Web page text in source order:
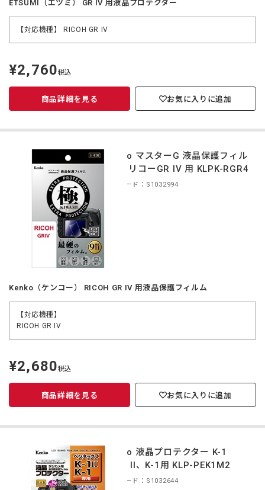
ETSUMI（エツミ） GR IV 用液晶プロテクター
【対応機種】 RICOH GR IV
定
価
¥2,760税込
商品詳細を見る お気に入りに追加
Kenko マスターG 液晶保護フィル
ム 極 リコーGR IV 用 KLPK-RGR4
商品コード：S1032994
Kenko（ケンコー） RICOH GR IV 用液晶保護フィルム
【対応機種】
RICOH GR IV
定
価
¥2,680税込
商品詳細を見る お気に入りに追加
Kenko 液晶プロテクター K-1
Mark II、K-1用 KLP-PEK1M2
商品コード：S1032644